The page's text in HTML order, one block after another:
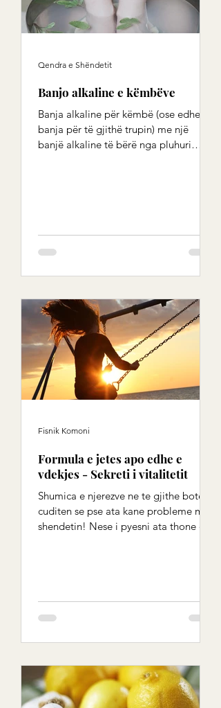
Banjo alkaline e këmbëve
Banja alkaline për këmbë (ose edhe
banja për të gjithë trupin) me një
banjë alkaline të bërë nga pluhuri
Qendra e Shëndetit
Formula e jetes apo edhe e
vdekjes - Sekreti i vitalitetit
Shumica e njerezve ne te gjithe boten
cuditen se pse ata kane probleme me
shendetin! Nese i pyesni ata thone qe
Fisnik Komoni